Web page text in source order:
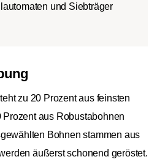
und Siebträger
zu 20 Prozent aus feinsten
aus Robustabohnen
Bohnen stammen aus
äußerst schonend geröstet.